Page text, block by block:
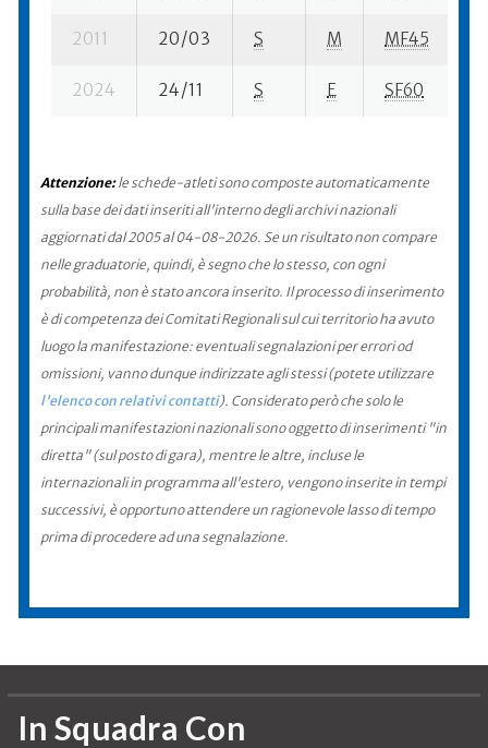
2011 20/03 S M MF45
2024 24/11 S E SF60
Attenzione:le schede-atleti sono composte automaticamente
sulla base dei dati inseriti all'interno degli archivi nazionali
aggiornati dal 2005 al 04-08-2026. Se un risultato non compare
nelle graduatorie, quindi, è segno che lo stesso, con ogni
probabilità, non è stato ancora inserito. Il processo di inserimento
è di competenza dei Comitati Regionali sul cui territorio ha avuto
luogo la manifestazione: eventuali segnalazioni per errori od
omissioni, vanno dunque indirizzate agli stessi (potete utilizzare
l'elenco con relativi contatti). Considerato però che solo le
principali manifestazioni nazionali sono oggetto di inserimenti "in
diretta" (sul posto di gara), mentre le altre, incluse le
internazionali in programma all'estero, vengono inserite in tempi
successivi, è opportuno attendere un ragionevole lasso di tempo
prima di procedere ad una segnalazione.
In Squadra Con